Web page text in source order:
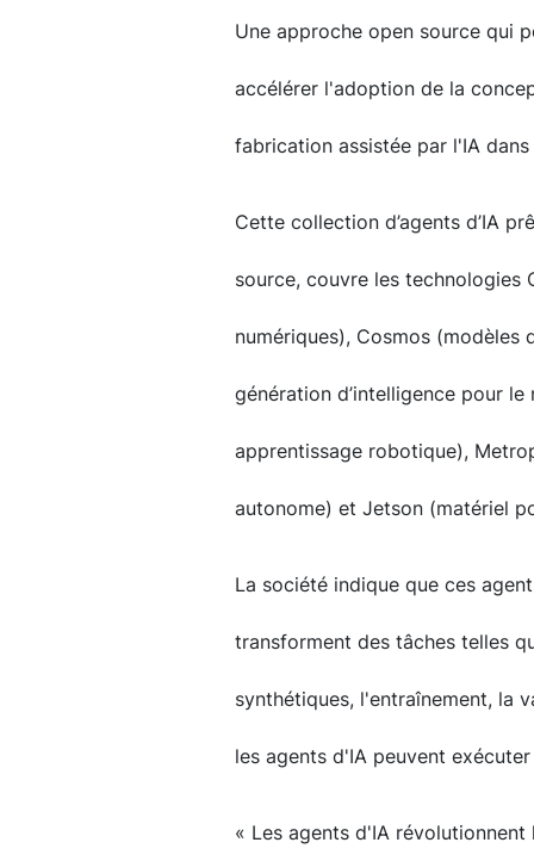
Une approche open source qui
accélérer l'adoption de la
fabrication assistée par l'IA
Cette collection d’agents d’IA
source, couvre les technologies
numériques), Cosmos (modèles
génération d’intelligence pour
apprentissage robotique),
autonome) et Jetson (matériel
La société indique que ces
transforment des tâches telles
synthétiques, l'entraînement, la
les agents d'IA peuvent
« Les agents d'IA